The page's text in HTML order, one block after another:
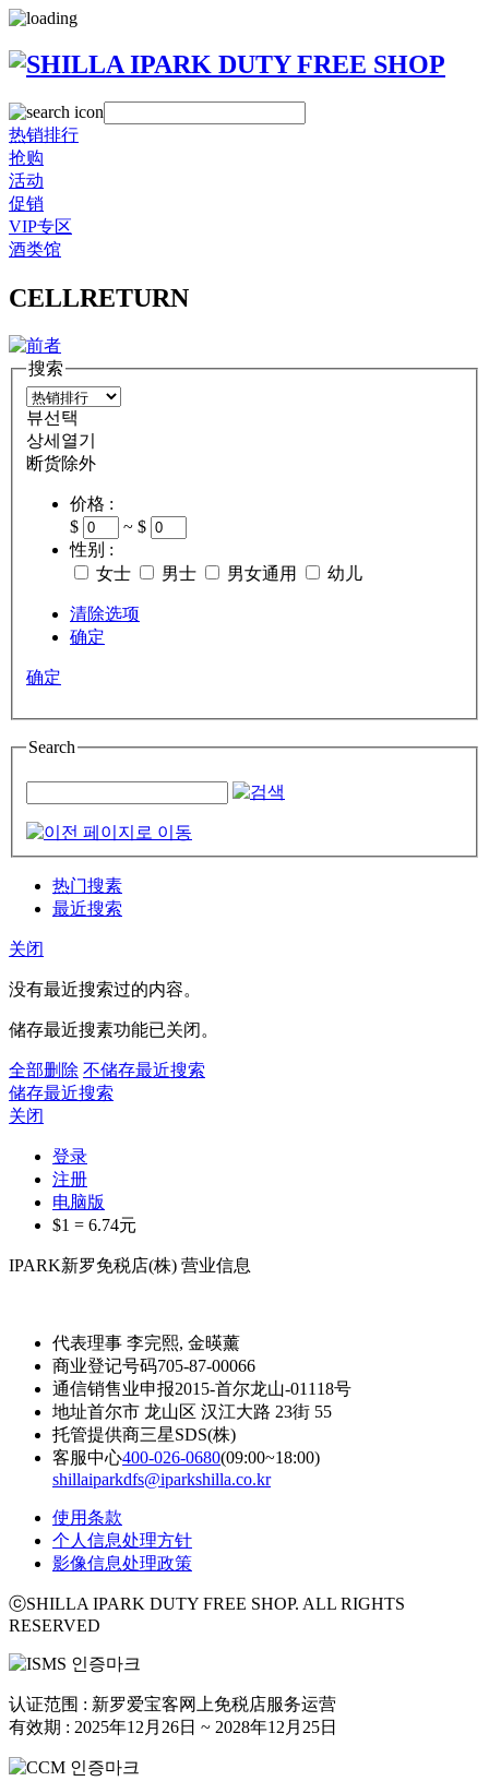
热销排行
抢购
活动
促销
VIP专区
酒类馆
CELLRETURN
搜索
뷰선택
상세열기
断货除外
价格 :
$
~ $
性别 :
女士
男士 男女通用 幼儿
清除选项
确定
确定
Search
热门搜素
最近搜索
关闭
没有最近搜索过的内容。
储存最近搜素功能已关闭。
全部删除 不储存最近搜索
储存最近搜索
关闭
登录
注册
电脑版
$1 = 6.74元
IPARK新罗免税店(株) 营业信息
代表理事 李完熙, 金暎薰
商业登记号码705-87-00066
通信销售业申报2015-首尔龙山-01118号
地址首尔市 龙山区 汉江大路 23街 55
托管提供商三星SDS(株)
客服中心400-026-0680(09:00~18:00)
shillaiparkdfs@iparkshilla.co.kr
使用条款
个人信息处理方针
影像信息处理政策
ⓒSHILLA IPARK DUTY FREE SHOP. ALL RIGHTS
RESERVED
认证范围 : 新罗爱宝客网上免税店服务运营
有效期 : 2025年12月26日 ~ 2028年12月25日